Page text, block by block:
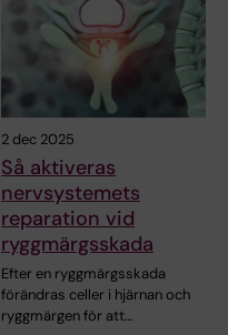
2 dec 2025
Så aktiveras
nervsystemets
reparation vid
ryggmärgsskada
Efter en ryggmärgsskada
förändras celler i hjärnan och
ryggmärgen för att…